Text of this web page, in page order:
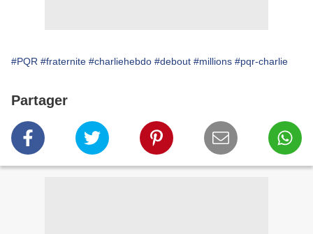
#PQR #fraternite #charliehebdo #debout #millions #pqr-charlie
Partager